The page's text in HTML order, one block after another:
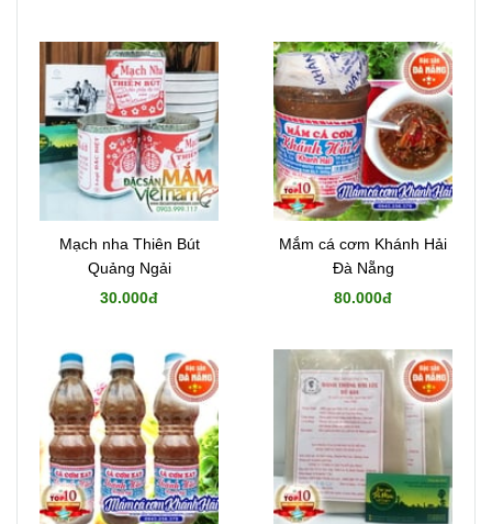
Mạch nha Thiên Bút
Quảng Ngải
30.000đ
Mắm cá cơm Khánh Hải
Đà Nẵng
80.000đ